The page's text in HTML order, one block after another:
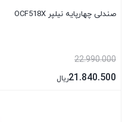
صندلی چهارپایه نیلپر OCF518X
22.990.000
21.840.500ریال